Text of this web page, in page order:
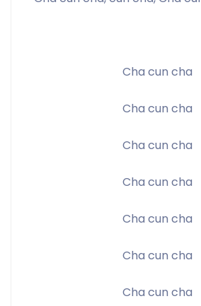
Cha cun cha
Cha cun cha
Cha cun cha
Cha cun cha
Cha cun cha
Cha cun cha
Cha cun cha